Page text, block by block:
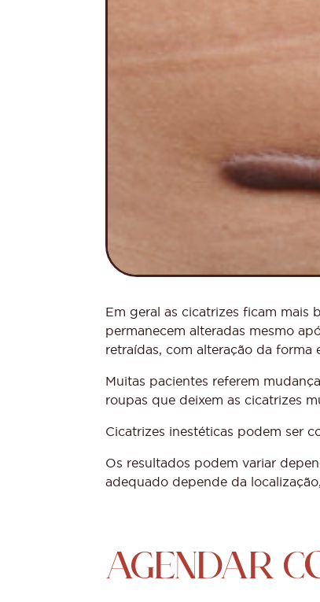
Em geral as cicatrizes ficam mais
permanecem alteradas mesmo
retraídas, com alteração da forma
Muitas pacientes referem
roupas que deixem as cicatrizes
Cicatrizes inestéticas podem ser
Os resultados podem variar
adequado depende da
AGENDAR